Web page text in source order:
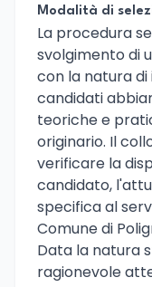
Modalità di
La procedura
svolgimento di
con la natura
candidati
teoriche e
originario. Il
verificare la
candidato,
specifica al
Comune di
Data la natura
ragionevole